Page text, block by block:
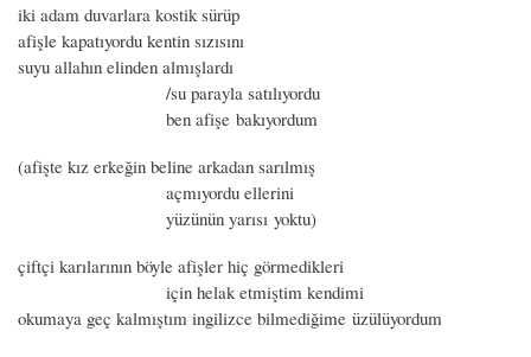
iki adam duvarlara kostik sürüp
afişle kapatıyordu kentin sızısını
suyu allahın elinden almışlardı
/su parayla satılıyordu
ben afişe bakıyordum
(afişte kız erkeğin beline arkadan sarılmış
açmıyordu ellerini
yüzünün yarısı yoktu)
çiftçi karılarının böyle afişler hiç görmedikleri
için helak etmiştim kendimi
okumaya geç kalmıştım ingilizce bilmediğime üzülüyordum